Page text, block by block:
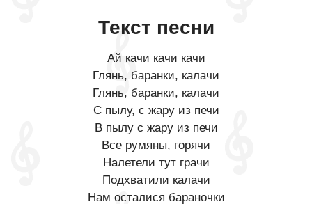
Текст песни
Ай качи качи качи
Глянь, баранки, калачи
Глянь, баранки, калачи
С пылу, с жару из печи
В пылу с жару из печи
Все румяны, горячи
Налетели тут грачи
Подхватили калачи
Нам осталися бараночки